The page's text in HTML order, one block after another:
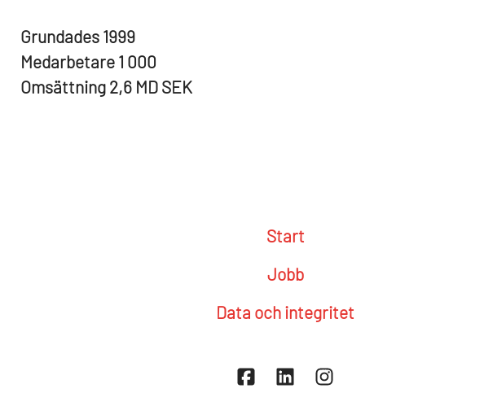
Grundades 1999
Medarbetare 1 000
Omsättning 2,6 MD SEK
Start
Jobb
Data och integritet